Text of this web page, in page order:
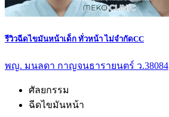
รีวิวฉีดไขมันหน้าเด็ก ทั่วหน้า ไม่จำกัดCC
พญ. มนลดา กาญจนธารายนตร์ ว.38084
ศัลยกรรม
ฉีดไขมันหน้า